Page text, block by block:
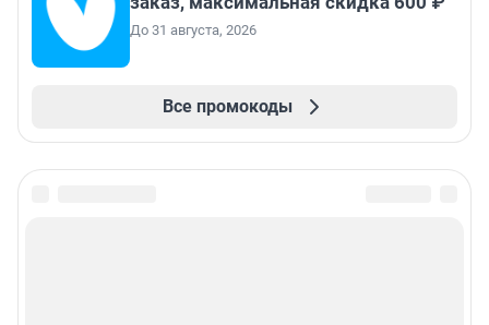
До 31 августа, 2026
Все промокоды